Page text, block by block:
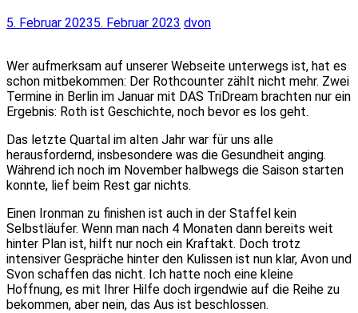
5. Februar 20235. Februar 2023 dvon
Wer aufmerksam auf unserer Webseite unterwegs ist, hat es
schon mitbekommen: Der Rothcounter zählt nicht mehr. Zwei
Termine in Berlin im Januar mit DAS TriDream brachten nur ein
Ergebnis: Roth ist Geschichte, noch bevor es los geht.
Das letzte Quartal im alten Jahr war für uns alle
herausfordernd, insbesondere was die Gesundheit anging.
Während ich noch im November halbwegs die Saison starten
konnte, lief beim Rest gar nichts.
Einen Ironman zu finishen ist auch in der Staffel kein
Selbstläufer. Wenn man nach 4 Monaten dann bereits weit
hinter Plan ist, hilft nur noch ein Kraftakt. Doch trotz
intensiver Gespräche hinter den Kulissen ist nun klar, Avon und
Svon schaffen das nicht. Ich hatte noch eine kleine
Hoffnung, es mit Ihrer Hilfe doch irgendwie auf die Reihe zu
bekommen, aber nein, das Aus ist beschlossen.